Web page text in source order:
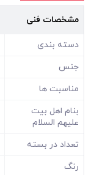
مشخصات فنی
دسته بندی
جنس
مناسبت ها
بنام اهل بیت
علیهم السلام
تعداد در بسته
رنگ